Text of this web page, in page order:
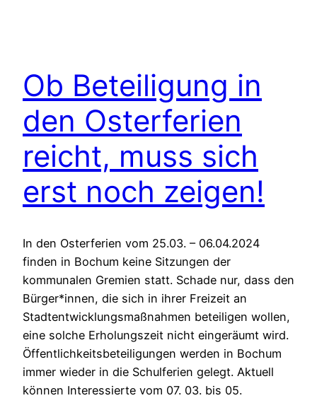
Ob Beteiligung in
den Osterferien
reicht, muss sich
erst noch zeigen!
In den Osterferien vom 25.03. – 06.04.2024
finden in Bochum keine Sitzungen der
kommunalen Gremien statt. Schade nur, dass den
Bürger*innen, die sich in ihrer Freizeit an
Stadtentwicklungsmaßnahmen beteiligen wollen,
eine solche Erholungszeit nicht eingeräumt wird.
Öffentlichkeitsbeteiligungen werden in Bochum
immer wieder in die Schulferien gelegt. Aktuell
können Interessierte vom 07. 03. bis 05.